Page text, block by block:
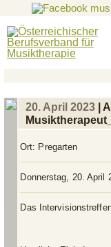
20. April 2023 |
Ort: Pregarten
Donnerstag, 20. April
Das